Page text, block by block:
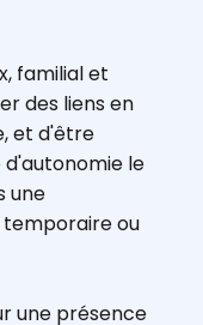
familial et
des liens en
et d'être
le
une
temporaire ou
une présence